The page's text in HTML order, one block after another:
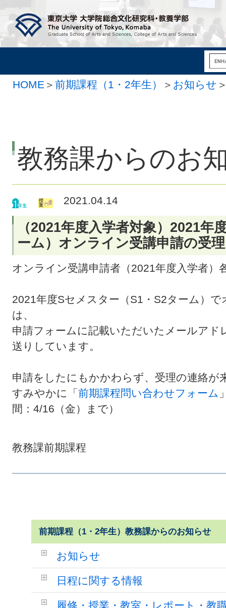
HOME ＞ 前期課程（1・2年生） ＞ お知らせ
教務課からのお
2021.04.14
（2021年度入学者対象）2021年
ーム）オンライン受講申請の
オンライン受講申請者（2021年度入学者）
2021年度Sセメスター（S1・S2ターム）
は、
申請フォームに記載いただいたメールアド
送りしています。
申請をしたにもかかわらず、受理の連絡が
すみやかに「 前期課程問い合わせフォーム
間：4/16（金）まで）
教務課前期課程
前期課程（1・2年生）教務課からのお知らせ
お知らせ
日程に関する情報
履修・授業・教室・レポート・教